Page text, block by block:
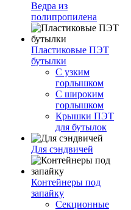
Ведра из
полипропилена
Пластиковые ПЭТ
бутылки
С узким
горлышком
С широким
горлышком
Крышки ПЭТ
для бутылок
Для сэндвичей
Контейнеры под
запайку
Секционные